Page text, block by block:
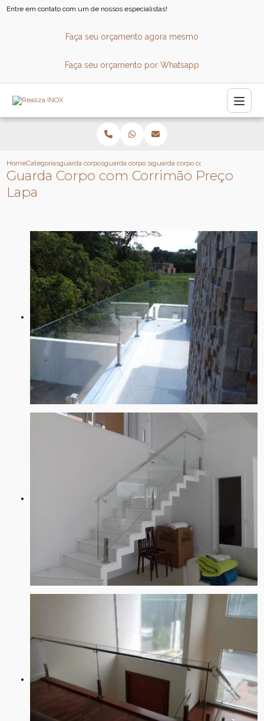
Entre em contato com um de nossos especialistas!
Faça seu orçamento agora mesmo
Faça seu orçamento por Whatsapp
HomeCategoriasguarda corposguarda corpo sob medidaguarda corpo com corrimao preco
Guarda Corpo com Corrimão Preço
Lapa